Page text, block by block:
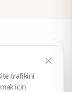
trafikini
icin